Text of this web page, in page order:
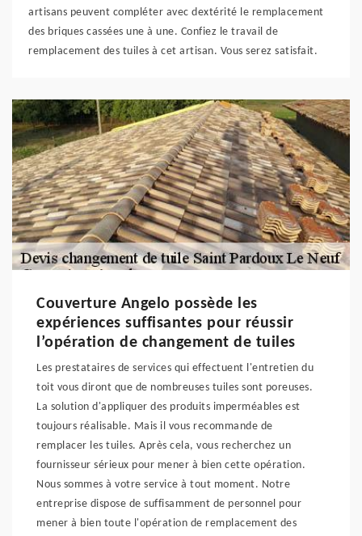
artisans peuvent compléter avec dextérité le remplacement
des briques cassées une à une. Confiez le travail de
remplacement des tuiles à cet artisan. Vous serez satisfait.
Couverture Angelo possède les
expériences suffisantes pour réussir
l’opération de changement de tuiles
Les prestataires de services qui effectuent l'entretien du
toit vous diront que de nombreuses tuiles sont poreuses.
La solution d'appliquer des produits imperméables est
toujours réalisable. Mais il vous recommande de
remplacer les tuiles. Après cela, vous recherchez un
fournisseur sérieux pour mener à bien cette opération.
Nous sommes à votre service à tout moment. Notre
entreprise dispose de suffisamment de personnel pour
mener à bien toute l'opération de remplacement des